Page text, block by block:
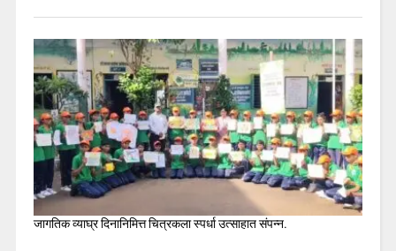
जागतिक व्याघ्र दिनानिमित्त चित्रकला स्पर्धा उत्साहात संपन्न.